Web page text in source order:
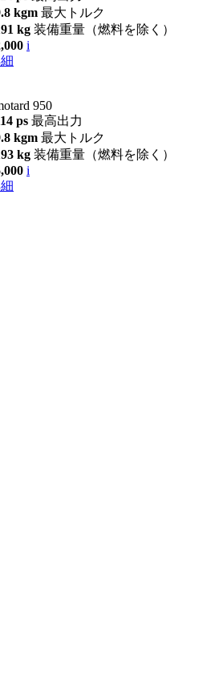
kgm 最大トルク
kg 装備重量（燃料を除く）
i
950
ps 最高出力
kgm 最大トルク
kg 装備重量（燃料を除く）
i